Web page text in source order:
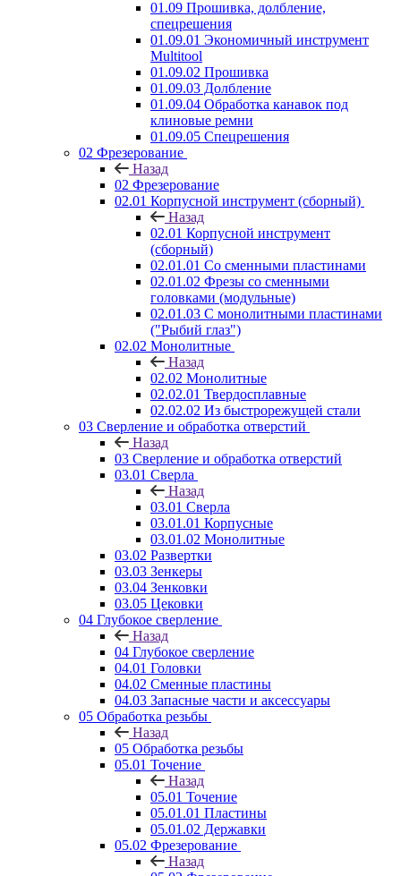
01.09 Прошивка, долбление,
спецрешения
01.09.01 Экономичный инструмент
Multitool
01.09.02 Прошивка
01.09.03 Долбление
01.09.04 Обработка канавок под
клиновые ремни
01.09.05 Спецрешения
02 Фрезерование
Назад
02 Фрезерование
02.01 Корпусной инструмент (сборный)
Назад
02.01 Корпусной инструмент
(сборный)
02.01.01 Со сменными пластинами
02.01.02 Фрезы со сменными
головками (модульные)
02.01.03 С монолитными пластинами
("Рыбий глаз")
02.02 Монолитные
Назад
02.02 Монолитные
02.02.01 Твердосплавные
02.02.02 Из быстрорежущей стали
03 Сверление и обработка отверстий
Назад
03 Сверление и обработка отверстий
03.01 Сверла
Назад
03.01 Сверла
03.01.01 Корпусные
03.01.02 Монолитные
03.02 Развертки
03.03 Зенкеры
03.04 Зенковки
03.05 Цековки
04 Глубокое сверление
Назад
04 Глубокое сверление
04.01 Головки
04.02 Сменные пластины
04.03 Запасные части и аксессуары
05 Обработка резьбы
Назад
05 Обработка резьбы
05.01 Точение
Назад
05.01 Точение
05.01.01 Пластины
05.01.02 Державки
05.02 Фрезерование
Назад